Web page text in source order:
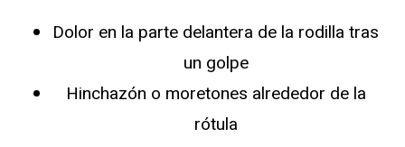
Dolor en la parte delantera de la rodilla tras
un golpe
Hinchazón o moretones alrededor de la
rótula